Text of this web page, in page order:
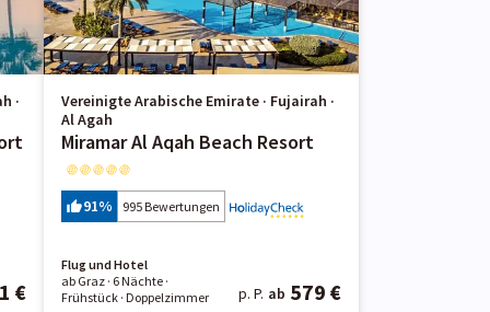
·
€
Vereinigte Arabische Emirate · Fujairah ·
Al Agah
Miramar Al Aqah Beach Resort
91% 995 Bewertungen
Flug und Hotel
ab Graz · 6 Nächte ·
Frühstück · Doppelzimmer p. P. ab 579 €